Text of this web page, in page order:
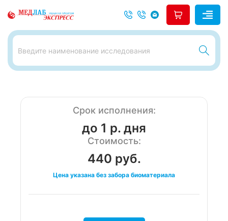
Срок исполнения:
до 1 р. дня
Стоимость:
440 руб.
Цена указана без забора биоматериала